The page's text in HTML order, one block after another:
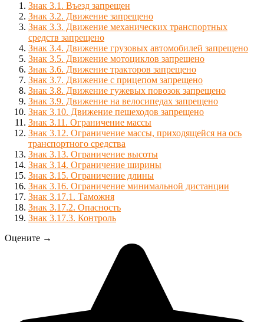
Знак 3.1. Въезд запрещен
Знак 3.2. Движение запрещено
Знак 3.3. Движение механических транспортных
средств запрещено
Знак 3.4. Движение грузовых автомобилей запрещено
Знак 3.5. Движение мотоциклов запрещено
Знак 3.6. Движение тракторов запрещено
Знак 3.7. Движение с прицепом запрещено
Знак 3.8. Движение гужевых повозок запрещено
Знак 3.9. Движение на велосипедах запрещено
Знак 3.10. Движение пешеходов запрещено
Знак 3.11. Ограничение массы
Знак 3.12. Ограничение массы, приходящейся на ось
транспортного средства
Знак 3.13. Ограничение высоты
Знак 3.14. Ограничение ширины
Знак 3.15. Ограничение длины
Знак 3.16. Ограничение минимальной дистанции
Знак 3.17.1. Таможня
Знак 3.17.2. Опасность
Знак 3.17.3. Контроль
Оцените →